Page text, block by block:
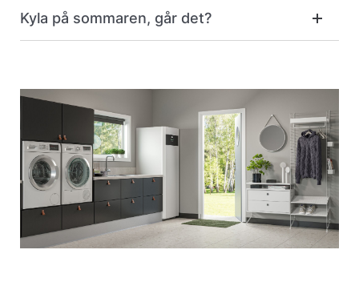
Kyla på sommaren, går det?